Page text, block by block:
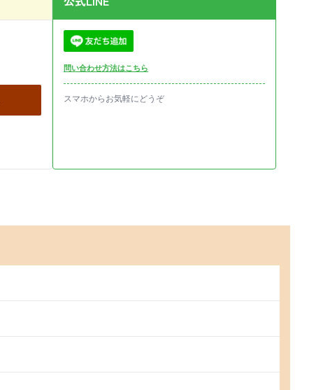
問い合わせ方法はこちら
スマホからお気軽にどうぞ